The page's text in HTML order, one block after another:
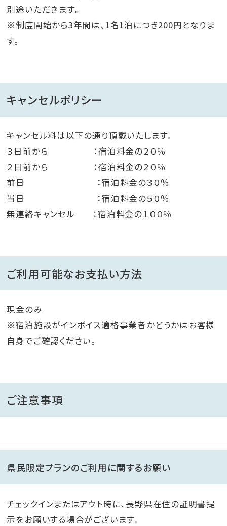
別途いただきます。
※制度開始から3年間は、1名1泊につき200円となりま
す。
キャンセルポリシー
キャンセル料は以下の通り頂戴いたします。
３日前から ：宿泊料金の２０％
２日前から ：宿泊料金の２０％
前日 ：宿泊料金の３０％
当日 ：宿泊料金の５０％
無連絡キャンセル ：宿泊料金の１００％
ご利用可能なお支払い方法
現金のみ
※宿泊施設がインボイス適格事業者かどうかはお客様
自身でご確認ください。
ご注意事項
県民限定プランのご利用に関するお願い
チェックインまたはアウト時に、長野県在住の証明書提
示をお願いする場合がございます。